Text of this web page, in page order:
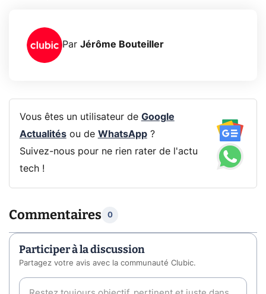
Par Jérôme Bouteiller
Vous êtes un utilisateur de Google
Actualitésou de WhatsApp?
Suivez-nous pour ne rien rater de l'actu
tech !
Commentaires 0
Participer à la discussion
Partagez votre avis avec la communauté Clubic.